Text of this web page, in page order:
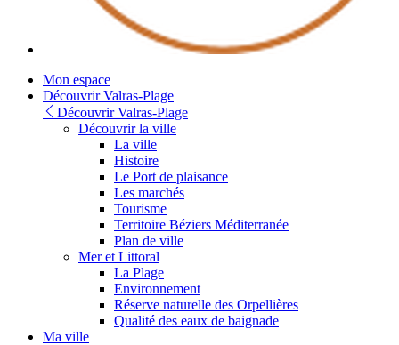
Mon espace
Découvrir Valras-Plage
Découvrir Valras-Plage
Découvrir la ville
La ville
Histoire
Le Port de plaisance
Les marchés
Tourisme
Territoire Béziers Méditerranée
Plan de ville
Mer et Littoral
La Plage
Environnement
Réserve naturelle des Orpellières
Qualité des eaux de baignade
Ma ville